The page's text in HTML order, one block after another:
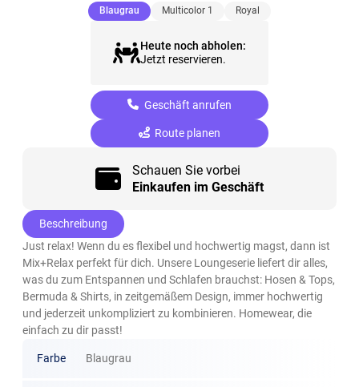
Blaugrau(ausgewählt)
Multicolor 1 Royal
Heute noch abholen:
Jetzt reservieren.
Geschäft anrufen
Route planen
Schauen Sie vorbei
Einkaufen im Geschäft
Beschreibung
Just relax! Wenn du es flexibel und hochwertig magst, dann ist
Mix+Relax perfekt für dich. Unsere Loungeserie liefert dir alles,
was du zum Entspannen und Schlafen brauchst: Hosen & Tops,
Bermuda & Shirts, in zeitgemäßem Design, immer hochwertig
und jederzeit unkompliziert zu kombinieren. Homewear, die
einfach zu dir passt!
Farbe Blaugrau